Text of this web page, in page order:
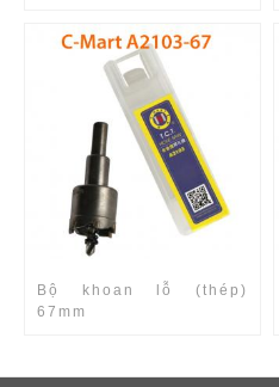
Bộ khoan lỗ (thép)
67mm